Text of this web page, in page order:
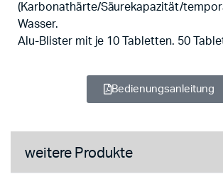
(Karbonathärte/Säurekapazität/
Wasser.
Alu-Blister mit je 10 Tabletten. 50
Bedienungsanleitung
weitere Produkte